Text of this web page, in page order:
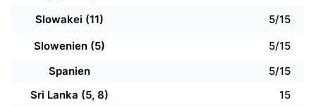
Slowakei (11)
5/15
Slowenien (5)
5/15
Spanien
5/15
Sri Lanka (5, 8)
15